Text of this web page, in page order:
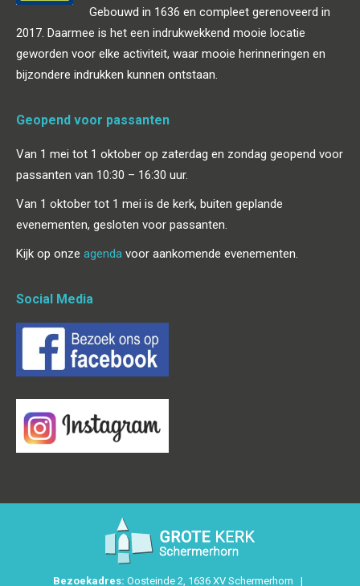
Gebouwd in 1636 en compleet gerenoveerd in
2017. Daarmee is het een indrukwekkend mooie locatie
geworden voor elke activiteit, waar mooie herinneringen en
bijzondere indrukken kunnen ontstaan.
Geopend voor passanten
Van 1 mei tot 1 oktober op zaterdag en zondag geopend voor
passanten van 10:30 – 16:30 uur.
Van 1 oktober tot 1 mei is de kerk, buiten geplande
evenementen, gesloten voor passanten.
Kijk op onze agenda voor aankomende evenementen.
Social Media
Bezoekadres: Oosteinde 2, 1636 XV Schermerhorn |